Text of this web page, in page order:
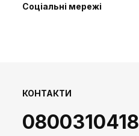
Соціальні мережі
КОНТАКТИ
0800310418